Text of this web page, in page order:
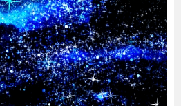
エンタメ
連載一覧